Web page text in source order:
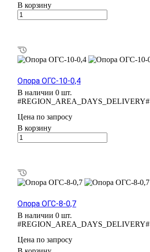
В корзину
Опора ОГС-10-0,4
В наличии 0 шт.
#REGION_AREA_DAYS_DELIVERY#
Цена по запросу
В корзину
Опора ОГС-8-0,7
В наличии 0 шт.
#REGION_AREA_DAYS_DELIVERY#
Цена по запросу